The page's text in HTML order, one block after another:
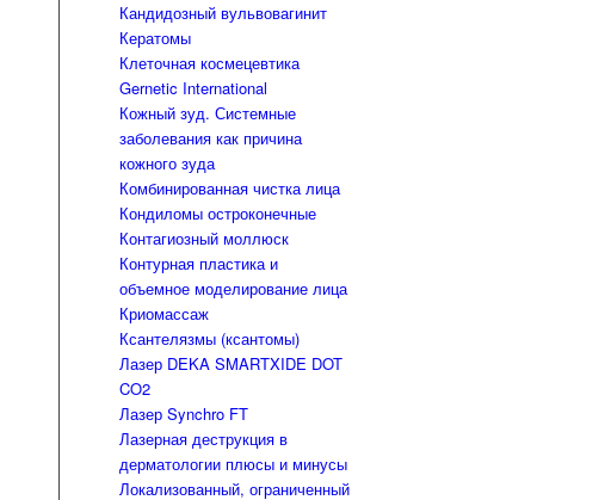
Кандидозный вульвовагинит
Кератомы
Клеточная космецевтика
Gernetic International
Кожный зуд. Системные
заболевания как причина
кожного зуда
Комбинированная чистка лица
Кондиломы остроконечные
Контагиозный моллюск
Контурная пластика и
объемное моделирование лица
Криомассаж
Ксантелязмы (ксантомы)
Лазер DEKA SMARTXIDE DOT
CO2
Лазер Synchro FT
Лазерная деструкция в
дерматологии плюсы и минусы
Локализованный, ограниченный